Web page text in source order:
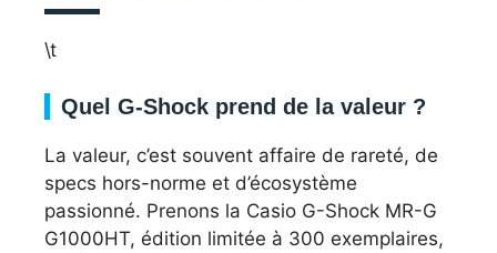
\t
Quel G-Shock prend de la valeur ?
La valeur, c’est souvent affaire de rareté, de
specs hors-norme et d’écosystème
passionné. Prenons la Casio G-Shock MR-G
G1000HT, édition limitée à 300 exemplaires,